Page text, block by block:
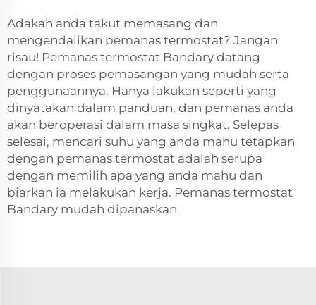
Adakah anda takut memasang dan
mengendalikan pemanas termostat? Jangan
risau! Pemanas termostat Bandary datang
dengan proses pemasangan yang mudah serta
penggunaannya. Hanya lakukan seperti yang
dinyatakan dalam panduan, dan pemanas anda
akan beroperasi dalam masa singkat. Selepas
selesai, mencari suhu yang anda mahu tetapkan
dengan pemanas termostat adalah serupa
dengan memilih apa yang anda mahu dan
biarkan ia melakukan kerja. Pemanas termostat
Bandary mudah dipanaskan.